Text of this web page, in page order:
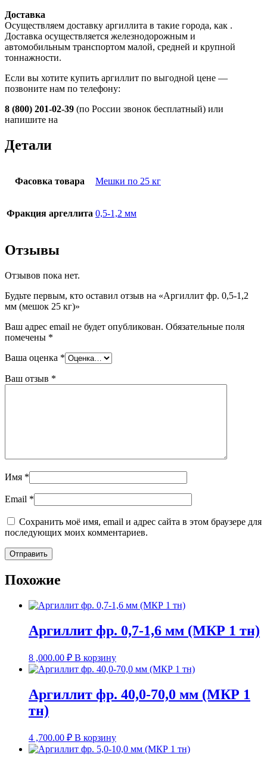
Доставка
Осуществляем доставку аргиллита в такие города, как .
Доставка осуществляется железнодорожным и
автомобильным транспортом малой, средней и крупной
тоннажности.
Если вы хотите купить аргиллит по выгодной цене —
позвоните нам по телефону:
8 (800) 201-02-39 (по России звонок бесплатный) или
напишите на
Детали
Фасовка товара Мешки по 25 кг
Фракция аргеллита 0,5-1,2 мм
Отзывы
Отзывов пока нет.
Будьте первым, кто оставил отзыв на «Аргиллит фр. 0,5-1,2
мм (мешок 25 кг)»
Ваш адрес email не будет опубликован. Обязательные поля
помечены *
Ваша оценка *
Ваш отзыв *
Имя *
Email *
Сохранить моё имя, email и адрес сайта в этом браузере для
последующих моих комментариев.
Похожие
Аргиллит фр. 0,7-1,6 мм (МКР 1 тн)
8 ,000.00 ₽ В корзину
Аргиллит фр. 40,0-70,0 мм (МКР 1
тн)
4 ,700.00 ₽ В корзину